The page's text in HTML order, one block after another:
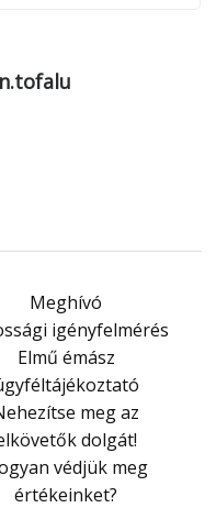
Meghívó
igényfelmérés
Elmű émász
meg az
dolgát!
védjük meg
értékeinket?